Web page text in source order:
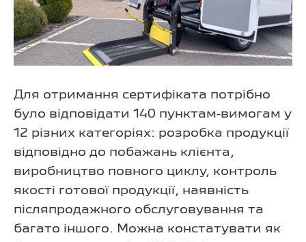
Для отримання сертифіката потрібно
було відповідати 140 пунктам-вимогам у
12 різних категоріях: розробка продукції
відповідно до побажань клієнта,
виробництво повного циклу, контроль
якості готової продукції, наявність
післяпродажного обслуговування та
багато іншого. Можна констатувати як